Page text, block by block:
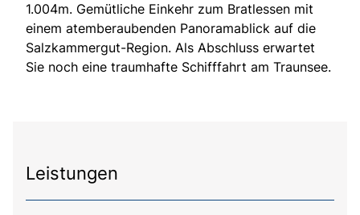
1.004m. Gemütliche Einkehr zum Bratlessen mit
einem atemberaubenden Panoramablick auf die
Salzkammergut-Region. Als Abschluss erwartet
Sie noch eine traumhafte Schifffahrt am Traunsee.
Leistungen